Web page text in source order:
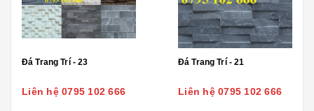
Đá Trang Trí - 23
Liên hệ 0795 102 666
Đá Trang Trí - 21
Liên hệ 0795 102 666